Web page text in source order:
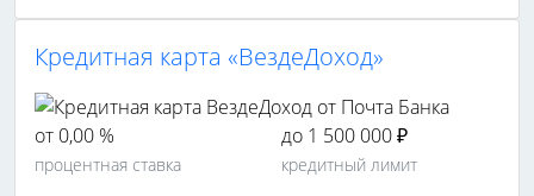
Кредитная карта «ВездеДоход»
от 0,00 %
процентная ставка
до 1 500 000 ₽
кредитный лимит